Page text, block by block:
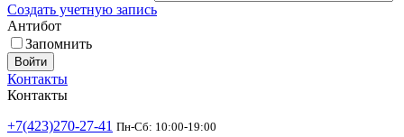
Создать учетную запись
Антибот
Запомнить
Войти
Контакты
Контакты
+7(423)270-27-41 Пн-Сб: 10:00-19:00